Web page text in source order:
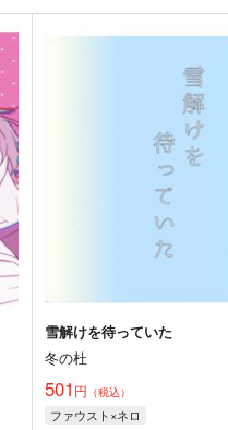
雪解けを待っていた
冬の杜
501 円 （税込）
ファウスト×ネロ